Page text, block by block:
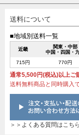
送料について
■地域別送料一覧
近畿
関東・中部
中国・四国・
715円 770円
通常5,500円(税込)以上ご
送料無料商品と同時購入
＞＞よくある質問はこちら